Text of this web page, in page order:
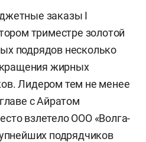
заказы I
триместре золотой
подрядов несколько
жирных
Лидером тем не менее
с Айратом
взлетело ООО «Волга-
подрядчиков